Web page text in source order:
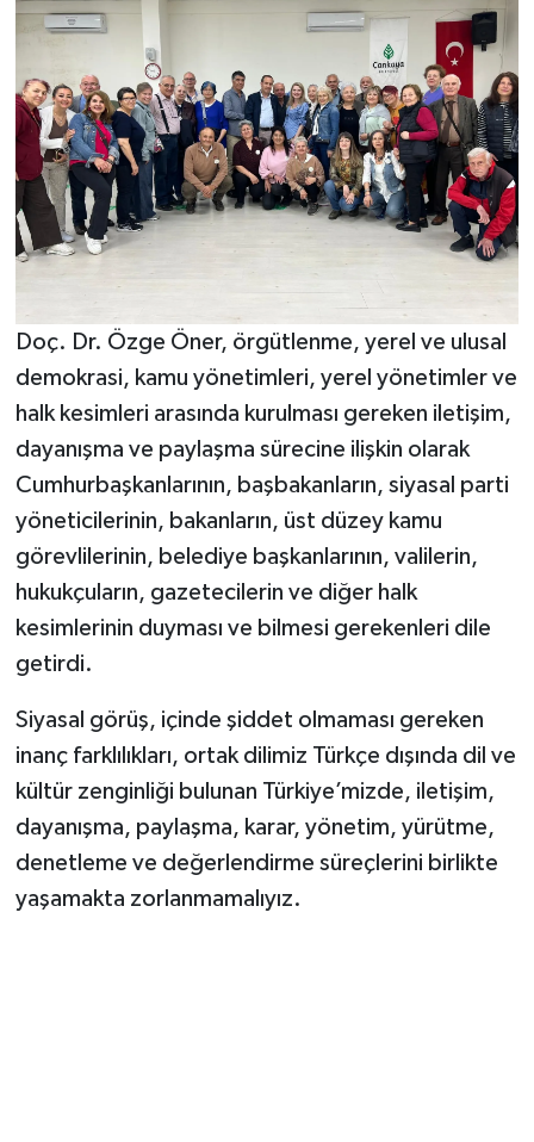
Doç. Dr. Özge Öner, örgütlenme, yerel ve ulusal
demokrasi, kamu yönetimleri, yerel yönetimler ve
halk kesimleri arasında kurulması gereken iletişim,
dayanışma ve paylaşma sürecine ilişkin olarak
Cumhurbaşkanlarının, başbakanların, siyasal parti
yöneticilerinin, bakanların, üst düzey kamu
görevlilerinin, belediye başkanlarının, valilerin,
hukukçuların, gazetecilerin ve diğer halk
kesimlerinin duyması ve bilmesi gerekenleri dile
getirdi.
Siyasal görüş, içinde şiddet olmaması gereken
inanç farklılıkları, ortak dilimiz Türkçe dışında dil ve
kültür zenginliği bulunan Türkiye’mizde, iletişim,
dayanışma, paylaşma, karar, yönetim, yürütme,
denetleme ve değerlendirme süreçlerini birlikte
yaşamakta zorlanmamalıyız.